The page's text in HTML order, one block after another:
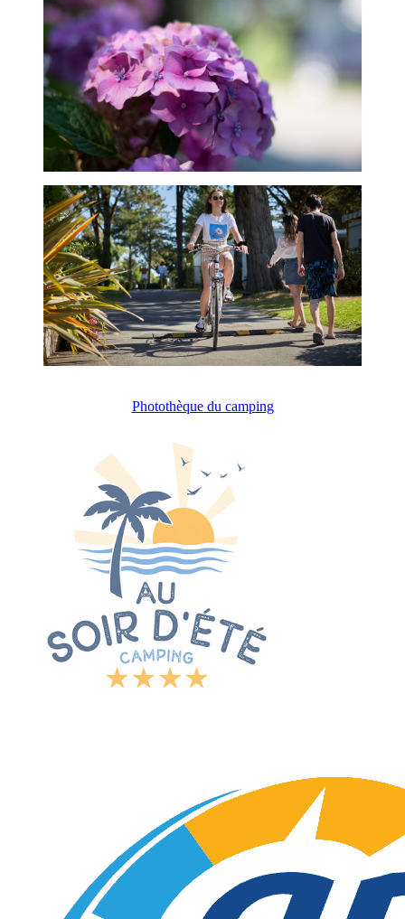
Photothèque du camping